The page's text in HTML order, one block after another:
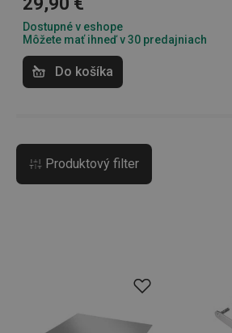
Dostupné v eshope
Môžete mať ihneď v 30 predajniach
Do košíka
Produktový filter